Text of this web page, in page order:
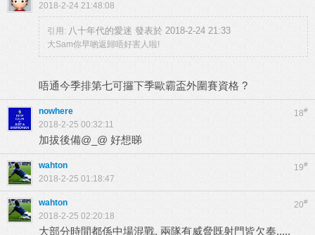
2018-2-24 21:48:08
引用: 八十年代的愛迷 發表於 2018-2-24 21:33
大Sam你早啲返歸唔好害人啦!
唔通今季排第七可攞下季歐霸盃外圍賽資格 ?
18#
nowhere
2018-2-25 00:32:11
加拔後備@_@ 好想睇
19#
wahton
2018-2-25 01:18:47
20#
wahton
2018-2-25 02:20:18
大部分時間都係中場混戰, 兩隊有威脅既射門皆欠奉.....